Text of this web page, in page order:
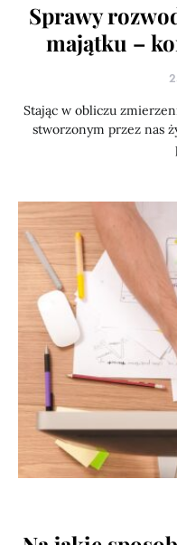
Sprawy
majątku –
Stając w obliczu
stworzonym przez nas